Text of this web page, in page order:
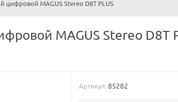
цифровой MAGUS Stereo D8T PLUS
MAGUS Stereo D8T
Артикул: 85282